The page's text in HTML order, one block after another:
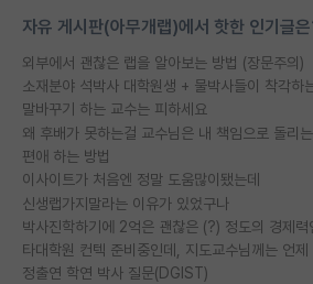
자유 게시판(아무개랩)에서 핫한 인기글
외부에서 괜찮은 랩을 알아보는 방법 (장문주의)
소재분야 석박사 대학원생 + 물박사들이 착각하
말바꾸기 하는 교수는 피하세요
편애 하는 방법
이사이트가 처음엔 정말 도움많이됐는데
신생랩가지말라는 이유가 있었구나
정출연 학연 박사 질문(DGIST)